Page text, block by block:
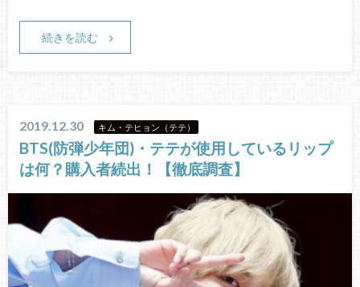
続きを読む
2019.12.30 キム・テヒョン（テテ）
BTS(防弾少年団)・テテが使用しているリップ
は何？購入者続出！【徹底調査】